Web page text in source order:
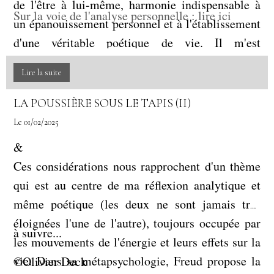
autre objet.
de l'être à lui-même, harmonie indispensable à
un épanouissement personnel et à l'établissement
d'une véritable poétique de vie. Il m'est
impossible d'aborder la sublimation dans toutes
ses dimensions à la fois, ceci relèverait d'une
ambition théorique hors du présent propos et de
mes possibilités. Les points de théorie ne manque
Souvenons-nous simplement qu'une part
importante de son mécanisme, de son origine, de
son sens est enfouie dans l'inconscient et le
travail d'analyse permet d'apporter quelque clarté
dans ces obscurs parages. Plus nous en savons sur
nos propres mystères, moins ceux-ci sont à même
de se jouer de notre vie.
Sur la voie de l'analyse personnelle : lire ici
Lire la suite
LA POUSSIÈRE SOUS LE TAPIS (II)
Le 01/02/2025
&
Ces considérations nous rapprochent d'un thème
qui est au centre de ma réflexion analytique et
même poétique (les deux ne sont jamais très
éloignées l'une de l'autre), toujours occupée par
les mouvements de l'énergie et leurs effets sur la
vie. Dans sa métapsychologie, Freud propose la
à suivre...
©Olivier Deck